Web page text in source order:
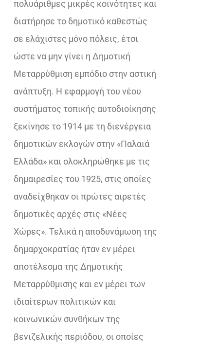
πολυάριθμες μικρές κοινότητες και
διατήρησε το δημοτικό καθεστώς
σε ελάχιστες μόνο πόλεις, έτσι
ώστε να μην γίνει η Δημοτική
Μεταρρύθμιση εμπόδιο στην αστική
ανάπτυξη. Η εφαρμογή του νέου
συστήματος τοπικής αυτοδιοίκησης
ξεκίνησε το 1914 με τη διενέργεια
δημοτικών εκλογών στην «Παλαιά
Ελλάδα» και ολοκληρώθηκε με τις
δημαιρεσίες του 1925, στις οποίες
αναδείχθηκαν οι πρώτες αιρετές
δημοτικές αρχές στις «Νέες
Χώρες». Τελικά η αποδυνάμωση της
δημαρχοκρατίας ήταν εν μέρει
αποτέλεσμα της Δημοτικής
Μεταρρύθμισης και εν μέρει των
ιδιαίτερων πολιτικών και
κοινωνικών συνθήκων της
βενιζελικής περιόδου, οι οποίες